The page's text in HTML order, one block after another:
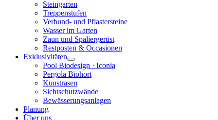
Steingarten
Treppenstufen
Verbund- und Pflastersteine
Wasser im Garten
Zaun und Spaliergerüst
Restposten & Occasionen
Exklusivitäten
Pool Biodesign · Iconia
Pergola Biohort
Kunstrasen
Sichtschutzwände
Bewässerungsanlagen
Planung
Über uns